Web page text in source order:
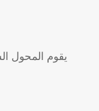
يقوم المحول